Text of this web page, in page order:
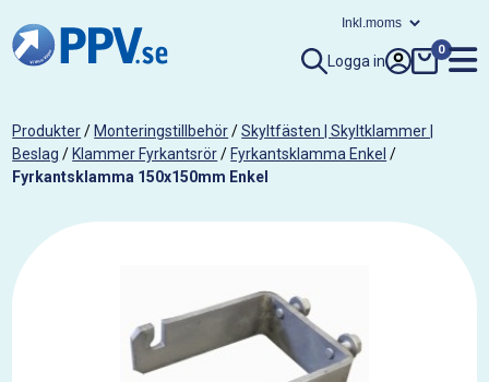
Logga in
0
Produkter/ Monteringstillbehör/Skyltfästen | Skyltklammer |
Beslag / Klammer Fyrkantsrör/ Fyrkantsklamma Enkel /
Fyrkantsklamma 150x150mm Enkel